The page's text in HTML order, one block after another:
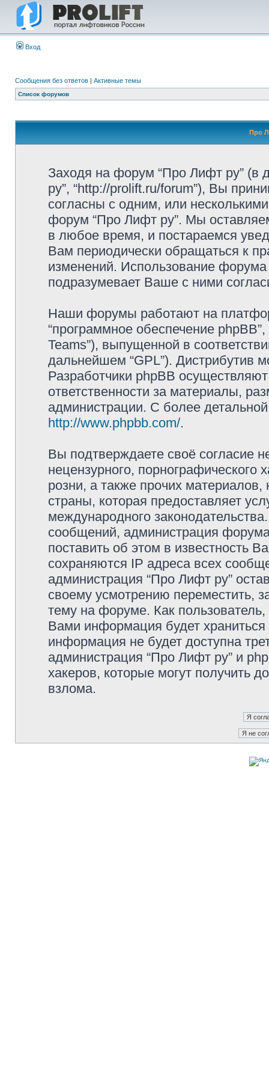
Вход
Сообщения без ответов | Активные темы
Список форумов
Про
Заходя на форум “Про Лифт ру”
ру”, “http://prolift.ru/forum”), Вы
согласны с одним, или
форум “Про Лифт ру”. Мы
в любое время, и постараемся
Вам периодически обращаться к
изменений. Использование
подразумевает Ваше с ними
Наши форумы работают на
“программное обеспечение
Teams”), выпущенной в
дальнейшем “GPL”). Дистрибутив
Разработчики phpBB
ответственности за материалы,
администрации. С более
http://www.phpbb.com/.
Вы подтверждаете своё согласие
нецензурного, порнографического
розни, а также прочих
страны, которая предоставляет
международного
сообщений, администрация
поставить об этом в известность
сохраняются IP адреса всех
администрация “Про Лифт ру”
своему усмотрению переместить,
тему на форуме. Как
Вами информация будет
информация не будет доступна
администрация “Про Лифт ру” и
хакеров, которые могут получить
взлома.